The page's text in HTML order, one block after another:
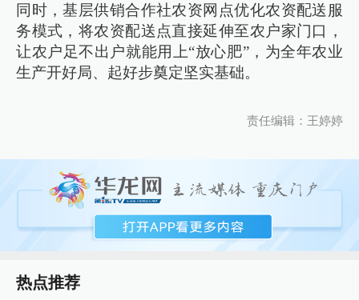
同时，基层供销合作社农资网点优化农资配送服
务模式，将农资配送点直接延伸至农户家门口，
让农户足不出户就能用上“放心肥”，为全年农业
生产开好局、起好步奠定坚实基础。
责任编辑：王婷婷
热点推荐